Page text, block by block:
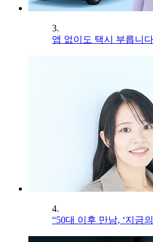
3.
앱 없이도 택시 부릅니
4.
“50대 이후 만남, ‘지금